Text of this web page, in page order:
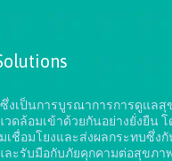
งเป็นการบูรณาการการดูแลสุ
ดล้อมเข้าด้วยกันอย่างยั่งยืนโ
ชื่อมโยงและส่งผลกระทบซึ่ง
ละรับมือกับภัยคุกคามต่อสุขภา